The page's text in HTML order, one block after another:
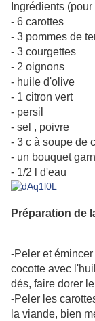
Ingrédients
- 6 carottes
- 3 pommes de
- 3 courgettes
- 2 oignons
- huile d'olive
- 1 citron vert
- persil
- sel , poivre
- 3 c à soupe de
- un bouquet
- 1/2 l d'eau
Préparation de
-Peler et
cocotte avec
dés, faire dorer
-Peler les
la viande, bien